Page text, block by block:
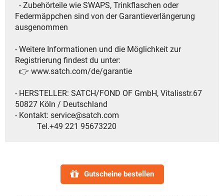
- Zubehörteile wie SWAPS, Trinkflaschen oder
Federmäppchen sind von der Garantieverlängerung
ausgenommen
- Weitere Informationen und die Möglichkeit zur
Registrierung findest du unter:
👉 www.satch.com/de/garantie​
- HERSTELLER: SATCH/FOND OF GmbH, Vitalisstr.67
50827 Köln / Deutschland
- Kontakt: service@satch.com
Tel.+49 221 95673220
Gutscheine bestellen